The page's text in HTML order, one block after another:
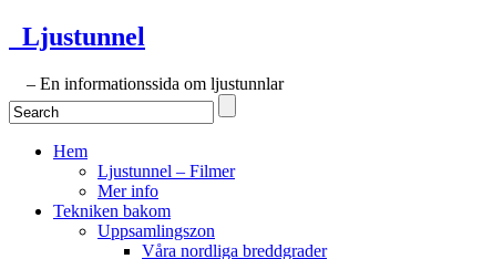
Ljustunnel
– En informationssida om ljustunnlar
Hem
Ljustunnel – Filmer
Mer info
Tekniken bakom
Uppsamlingszon
Våra nordliga breddgrader